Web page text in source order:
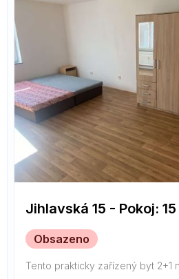
Jihlavská 15 - Pokoj: 15
Obsazeno
Tento prakticky zařízený byt 2+1